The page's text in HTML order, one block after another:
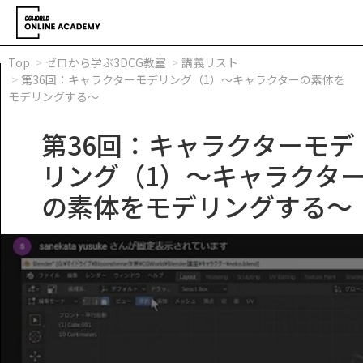
Top ゼロから学ぶ3DCG教室
講義リスト
第36回：キャラクターモデリング（1）～キャラクターの素体を
モデリングする～
第36回：キャラクターモデ
リング（1）～キャラクタ
の素体をモデリングする～